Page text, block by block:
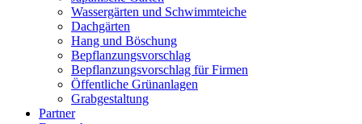
Wassergärten und Schwimmteiche
Dachgärten
Hang und Böschung
Bepflanzungsvorschlag
Bepflanzungsvorschlag für Firmen
Öffentliche Grünanlagen
Grabgestaltung
Partner